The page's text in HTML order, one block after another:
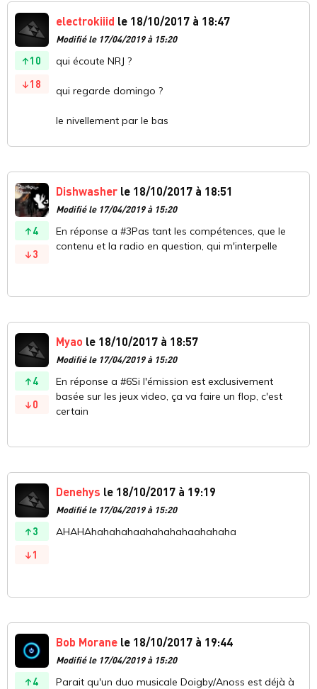
10
18
electrokiiid le 18/10/2017 à 18:47
Modifié le 17/04/2019 à 15:20
qui écoute NRJ ?
qui regarde domingo ?
le nivellement par le bas
4
3
Dishwasher le 18/10/2017 à 18:51
Modifié le 17/04/2019 à 15:20
En réponse a #3Pas tant les compétences, que le
contenu et la radio en question, qui m'interpelle
4
0
Myao le 18/10/2017 à 18:57
Modifié le 17/04/2019 à 15:20
En réponse a #6Si l'émission est exclusivement
basée sur les jeux video, ça va faire un flop, c'est
certain
3
1
Denehys le 18/10/2017 à 19:19
Modifié le 17/04/2019 à 15:20
AHAHAhahahahaahahahahaahahaha
4
Bob Morane le 18/10/2017 à 19:44
Modifié le 17/04/2019 à 15:20
Parait qu'un duo musicale Doigby/Anoss est déjà à